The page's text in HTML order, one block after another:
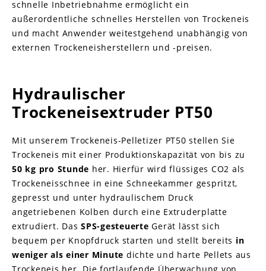
schnelle Inbetriebnahme ermöglicht ein
außerordentliche schnelles Herstellen von Trockeneis
und macht Anwender weitestgehend unabhängig von
externen Trockeneisherstellern und -preisen.
Hydraulischer
Trockeneisextruder PT50
Mit unserem Trockeneis-Pelletizer PT50 stellen Sie
Trockeneis mit einer Produktionskapazität von bis zu
50 kg pro Stunde her. Hierfür wird flüssiges CO2 als
Trockeneisschnee in eine Schneekammer gespritzt,
gepresst und unter hydraulischem Druck
angetriebenen Kolben durch eine Extruderplatte
extrudiert. Das SPS-gesteuerte Gerät lässt sich
bequem per Knopfdruck starten und stellt bereits in
weniger als einer Minute dichte und harte Pellets aus